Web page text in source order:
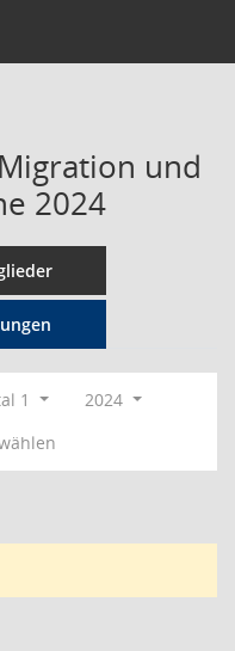
und
2024
1
2024